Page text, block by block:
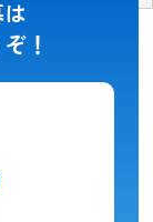
！